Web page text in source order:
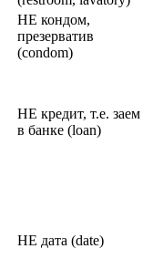
НЕ кондом,
презерватив
(condom)
НЕ кредит, т.е. заем
в банке (loan)
НЕ дата (date)